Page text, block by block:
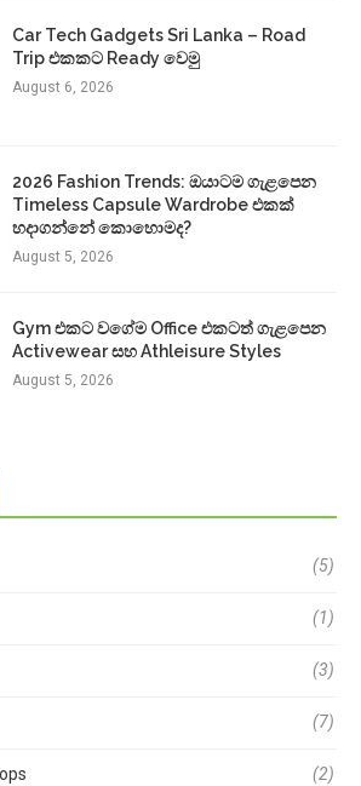
Car Tech Gadgets Sri Lanka – Road
Trip එකකට Ready වෙමු
August 6, 2026
2026 Fashion Trends: ඔයාටම ගැළපෙන
Timeless Capsule Wardrobe එකක්
හදාගන්නේ කොහොමද?
August 5, 2026
Gym එකට වගේම Office එකටත් ගැළපෙන
Activewear සහ Athleisure Styles
August 5, 2026
(5)
(1)
(3)
(7)
(2)